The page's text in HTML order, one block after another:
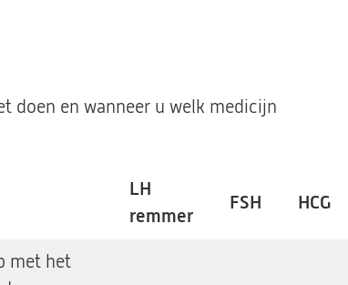
doen en wanneer u welk medicijn
LH
remmer
FSH HCG
met het